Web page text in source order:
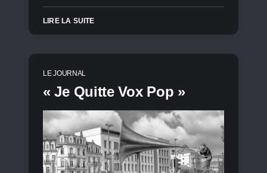
LIRE LA SUITE
LE JOURNAL
« Je Quitte Vox Pop »